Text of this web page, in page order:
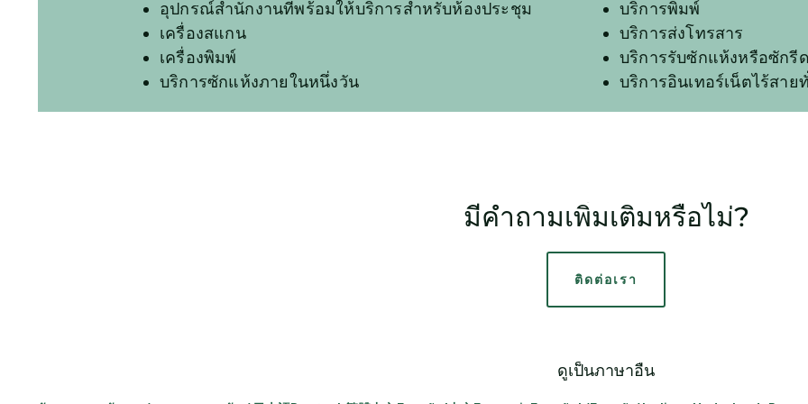
อุปกรณ์สำนักงานที่พร้อมให้บริการสำหรับห้องประชุม
บริการพิมพ์
เครื่องสแกน
บริการส่งโทรสาร
เครื่องพิมพ์
บริการรับซักแห้งหรือซักรีด
บริการซักแห้งภายในหนึ่งวัน
บริการอินเทอร์เน็ตไร้สาย
มีคำถามเพิ่มเติมหรือไม่?
ติดต่อเรา
ดูเป็นภาษาอื่น